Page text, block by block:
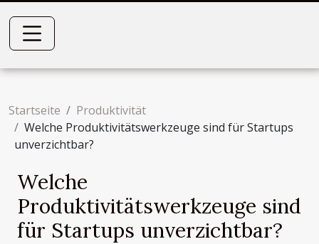
Startseite
Produktivität
Welche Produktivitätswerkzeuge sind für Startups
unverzichtbar?
Welche
Produktivitätswerkzeuge sind
für Startups unverzichtbar?